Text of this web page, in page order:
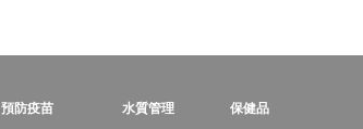
預防疫苗 水質管理 保健品